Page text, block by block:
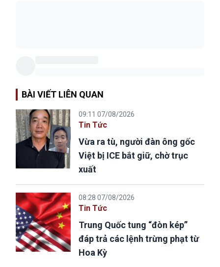
BÀI VIẾT LIÊN QUAN
09:11 07/08/2026
Tin Tức
Vừa ra tù, người đàn ông gốc
Việt bị ICE bắt giữ, chờ trục
xuất
08:28 07/08/2026
Tin Tức
Trung Quốc tung “đòn kép”
đáp trả các lệnh trừng phạt từ
Hoa Kỳ